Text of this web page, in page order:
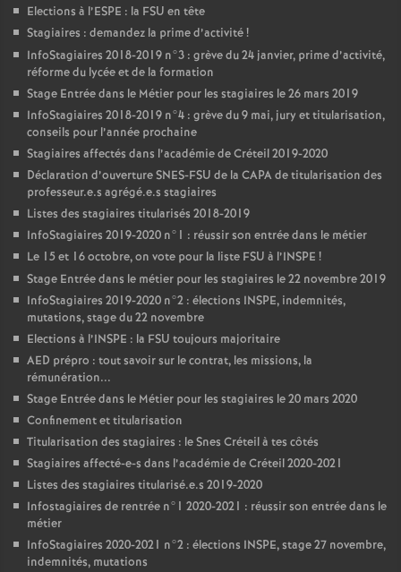
Elections à l’ESPE : la FSU en tête
Stagiaires : demandez la prime d’activité!
InfoStagiaires 2018-2019 n°3 : grève du 24 janvier, prime d’activité,
réforme du lycée et de la formation
Stage Entrée dans le Métier pour les stagiaires le 26 mars 2019
InfoStagiaires 2018-2019 n°4 : grève du 9 mai, jury et titularisation,
conseils pour l’année prochaine
Stagiaires affectés dans l’académie de Créteil 2019-2020
Déclaration d’ouvertureSNES-FSU de la CAPAde titularisation des
professeur.e.s agrégé.e.s stagiaires
Listes des stagiaires titularisés 2018-2019
InfoStagiaires 2019-2020 n°1 : réussir son entrée dans le métier
Le 15 et 16 octobre, on vote pour la liste FSU à l’INSPE !
Stage Entrée dans le métier pour les stagiaires le 22 novembre 2019
InfoStagiaires 2019-2020 n°2 : élections INSPE, indemnités,
mutations, stage du 22 novembre
Elections à l’INSPE : la FSU toujours majoritaire
AED prépro : tout savoir sur le contrat, les missions, la
rémunération...
Stage Entrée dans le Métier pour les stagiaires le 20 mars 2020
Confinement et titularisation
Titularisation des stagiaires : le Snes Créteil à tes côtés
Stagiaires affecté-e-s dans l’académie de Créteil 2020-2021
Listes des stagiaires titularisé.e.s 2019-2020
Infostagiaires de rentrée n°1 2020-2021 : réussir son entrée dans le
métier
InfoStagiaires 2020-2021 n°2 : élections INSPE, stage 27 novembre,
indemnités, mutations